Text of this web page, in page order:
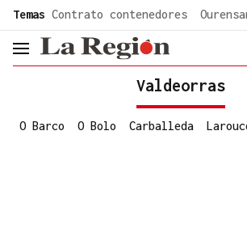
Temas Contrato contenedores
header.menu.open
Valdeorras
O Barco O Bolo Carballeda